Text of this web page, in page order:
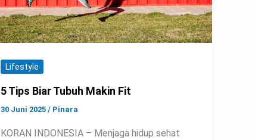
Lifestyle
5 Tips Biar Tubuh Makin Fit
30 Juni 2025/ Pinara
KORAN INDONESIA – Menjaga hidup sehat